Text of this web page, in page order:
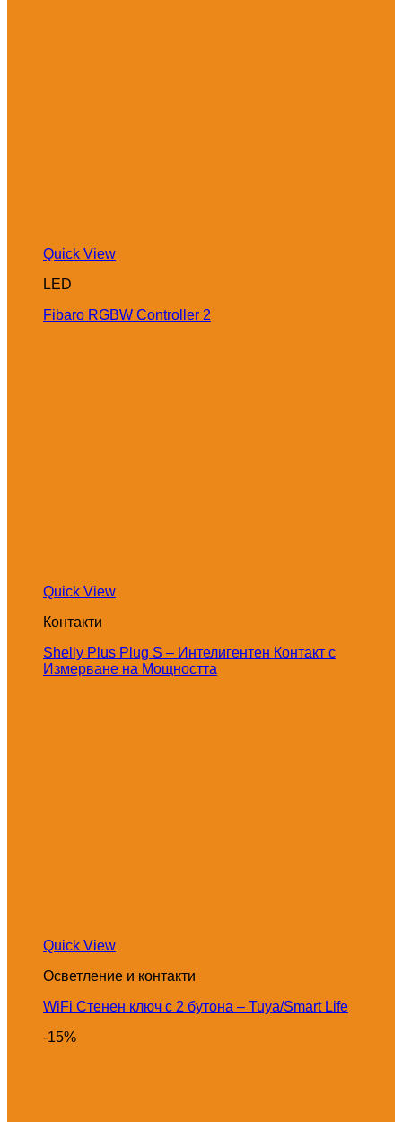
Quick View
LED
Fibaro RGBW Controller 2
Quick View
Контакти
Shelly Plus Plug S – Интелигентен Контакт с
Измерване на Мощността
Quick View
Осветление и контакти
WiFi Стенен ключ с 2 бутона – Tuya/Smart Life
-15%